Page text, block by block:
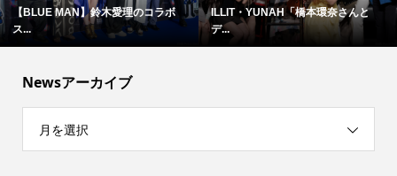
【BLUE MAN】鈴木愛理のコラボ
ス...
ILLIT・YUNAH「橋本環奈さんと
デ...
Newsアーカイブ
月を選択